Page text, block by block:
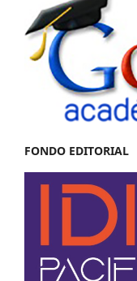
FONDO EDITORIAL